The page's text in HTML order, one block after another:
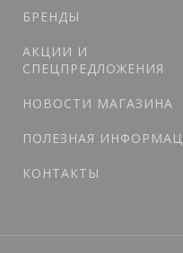
БРЕНДЫ
АКЦИИ И
СПЕЦПРЕДЛОЖЕНИЯ
НОВОСТИ МАГАЗИНА
ПОЛЕЗНАЯ
КОНТАКТЫ